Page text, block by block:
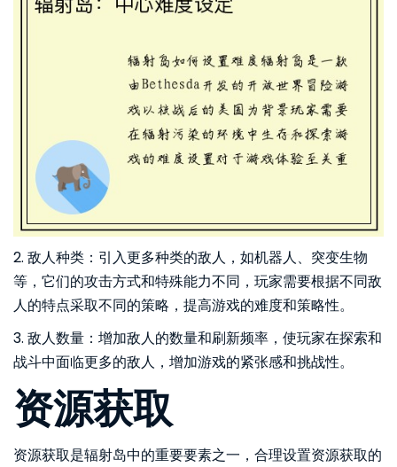
2. 敌人种类：引入更多种类的敌人，如机器人、突变生物
等，它们的攻击方式和特殊能力不同，玩家需要根据不同敌
人的特点采取不同的策略，提高游戏的难度和策略性。
3. 敌人数量：增加敌人的数量和刷新频率，使玩家在探索和
战斗中面临更多的敌人，增加游戏的紧张感和挑战性。
资源获取
资源获取是辐射岛中的重要要素之一，合理设置资源获取的